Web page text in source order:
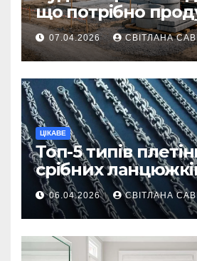
що потрібно
першої доставки
ділянку
07.04.2026 СВІТЛАНА
ЦІКАВЕ
Топ-5 типів
срібних
вважаються
найнадійнішими
06.04.2026 СВІТЛАНА